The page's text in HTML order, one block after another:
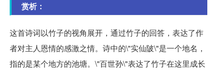
赏析：
这首诗词以竹子的视角展开，通过竹子的回答，表达了作
者对主人恩情的感激之情。诗中的\"实仙陂\"是一个地名，
指的是某个地方的池塘。\"百世孙\"表达了竹子在这里成长